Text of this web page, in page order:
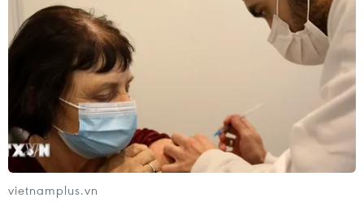
Người dân mua sắm tại siêu thị. (Ảnh: Đức Duy/Vietnam+)
vietnamplus.vn